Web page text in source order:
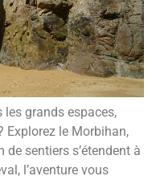
les grands espaces,
Explorez le Morbihan,
de sentiers s’étendent à
l’aventure vous